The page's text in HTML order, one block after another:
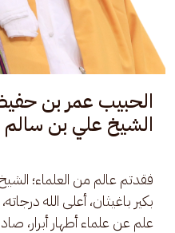
منظومة: هدِيَّة
التعليمية ال32 بدار المصطفى بتريم)
يمكنكم قراءة أو تحميل
بدار المصطفى، ويبدأ في